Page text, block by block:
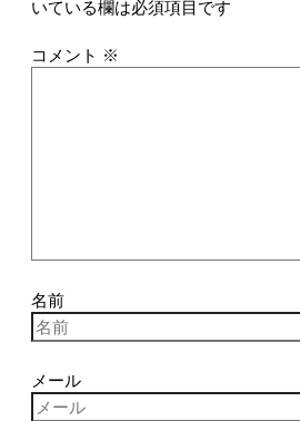
いている欄は必須項目です
コメント ※
名前
メール